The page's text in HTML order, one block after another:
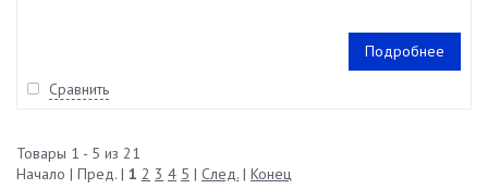
Подробнее
Сравнить
Товары 1 - 5 из 21
Начало | Пред. | 1 2 3 4 5 | След. | Конец